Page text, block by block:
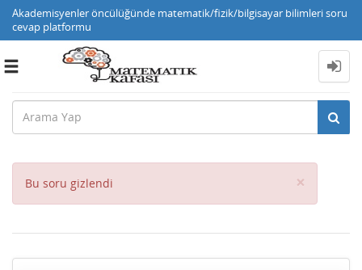
Akademisyenler öncülüğünde matematik/fizik/bilgisayar bilimleri soru
cevap platformu
Toggle
Bu soru gizlendi ×